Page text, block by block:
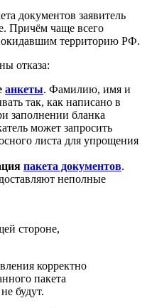
документов заявитель
Причём чаще всего
территорию РФ.
отказа:
анкеты. Фамилию, имя и
так, как написано в
заполнении бланка
может запросить
листа для упрощения
пакета документов.
неполные
стороне,
корректно
пакета
будут.